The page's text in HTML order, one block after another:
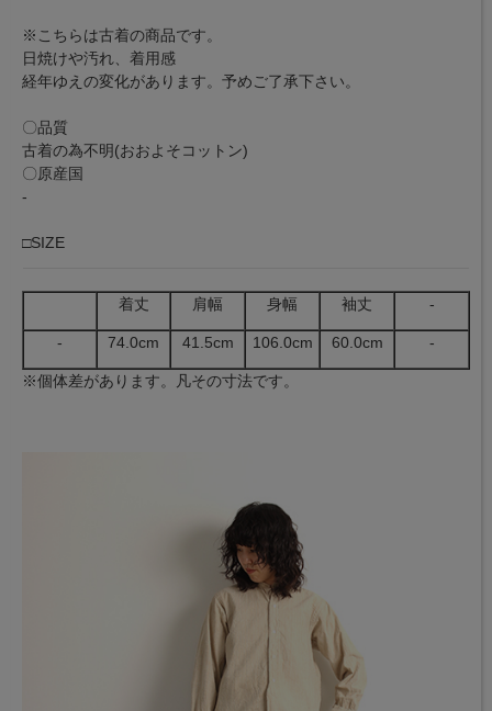
※こちらは古着の商品です。
日焼けや汚れ、着用感
経年ゆえの変化があります。予めご了承下さい。
〇品質
古着の為不明(おおよそコットン)
〇原産国
-
□SIZE
着丈 肩幅 身幅 袖丈 -
- 74.0cm 41.5cm 106.0cm 60.0cm -
※個体差があります。凡その寸法です。